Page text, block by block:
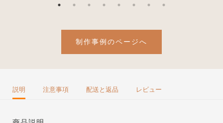
制作事例のページへ
説明 注意事項 配送と返品 レビュー